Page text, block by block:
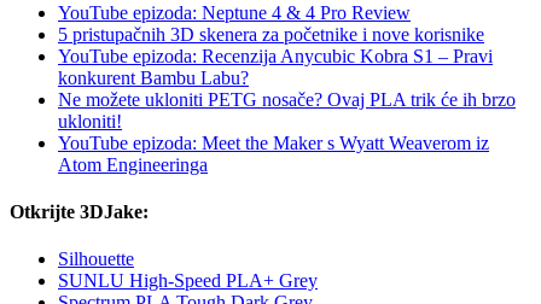
YouTube epizoda: Neptune 4 & 4 Pro Review
5 pristupačnih 3D skenera za početnike i nove korisnike
YouTube epizoda: Recenzija Anycubic Kobra S1 – Pravi
konkurent Bambu Labu?
Ne možete ukloniti PETG nosače? Ovaj PLA trik će ih brzo
ukloniti!
YouTube epizoda: Meet the Maker s Wyatt Weaverom iz
Atom Engineeringa
Otkrijte 3DJake:
Silhouette
SUNLU High-Speed PLA+ Grey